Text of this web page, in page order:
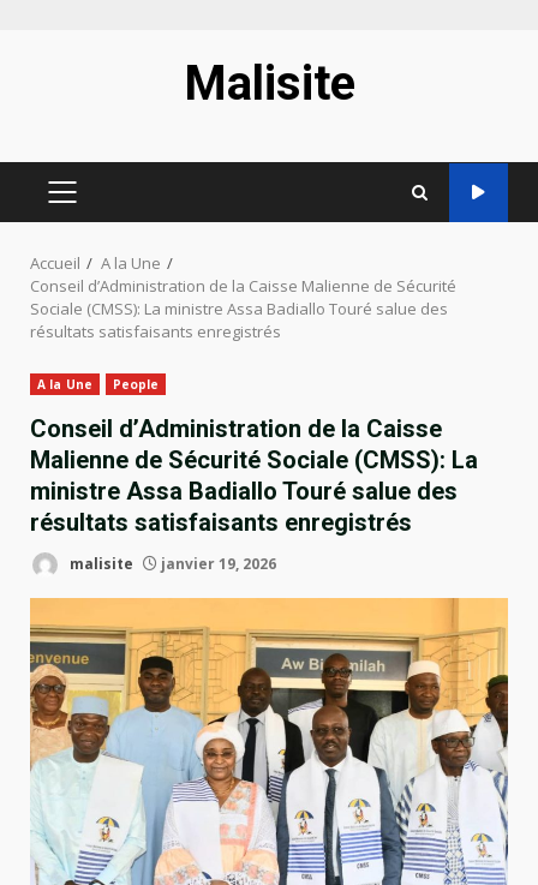
Malisite
MENU
Accueil
A la Une
Conseil d’Administration de la Caisse Malienne de Sécurité
Sociale (CMSS): La ministre Assa Badiallo Touré salue des
résultats satisfaisants enregistrés
A la Une People
Conseil d’Administration de la Caisse
Malienne de Sécurité Sociale (CMSS): La
ministre Assa Badiallo Touré salue des
résultats satisfaisants enregistrés
malisite janvier 19, 2026